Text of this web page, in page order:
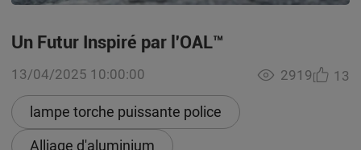
Un Futur Inspiré par l'OAL™
13/04/2025 10:00:00
lampe torche puissante police
Alliage d'aluminium
2919 13